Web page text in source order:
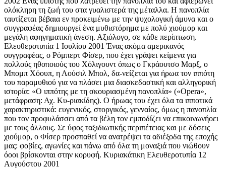
ολόκληρη τη ζωή του στα γυαλιστερά της μέταλλα. Η πανοπλία
ταυτίζεται βέβαια εν προκειμένω με την ψυχολογική άμυνα και ο
συγγραφέας δημιουργεί ένα μυθιστόρημα με πολύ χιούμορ και
μεγάλη αφηγηματική άνεση. Αξιόλογο, σε κάθε περίπτωση.
Ελευθεροτυπία 1 Ιουλίου 2001 Ένας ακόμα αμερικανός
ουγγραφέας, ο Ρόμπερτ Φίσερ, που έχει γράψει κείμενα για
πολλούς ηθοποιούς του Χόλιγουντ όπως ο Γκράουτσο Μαρξ, ο
Μπομπ Χόουπ, η Λούσιλ Μπολ, δα-νείζεται για ήρωα τον ιππότη
του παραμυθιού για να πλάσει μια διασκεδαστική και αλληγορική
ιστορία: «Ο ιππότης με τη σκουριασμένη πανοπλία» («Opera»,
μετάφραση: Αχ. Κυ-ριακίδης). Ο ήρωας του έχει όλα τα ιπποτικά
χαρακτηριστικά: ευγενικός, στοργικός, γενναίος, όμως η πανοπλία
που τον προφυλάσσει από τα βέλη τον εμποδίζει να επικοινωνήοει
με τους άλλους. Σε ύφος ταξιδιωτικής περιπέτειας και με δόσεις
χιούμορ, ο Φίσερ προσπαθεί να ανατρέψει τα αδιέξοδα της εποχής
μας: φοβίες, αγωνίες και πάνω από όλα τη μοναξιά που νιώθουν
όοοι βρίσκονται στην κορυφή. Κυριακάτικη Ελευθεροτυπία 12
Αυγούστου 2001